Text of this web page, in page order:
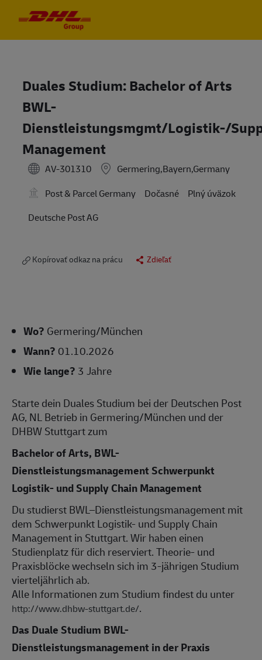
Duales Studium: Bachelor of Arts
BWL-
Dienstleistungsmgmt/Logistik-/
Management
AV-301310
Germering,Bayern,Germany
Post & Parcel Germany
Dočasné
Plný úväzok
Deutsche Post AG
Kopírovať odkaz na prácu Zdieľať
Wo? Germering/München
Wann? 01.10.2026
Wie lange? 3 Jahre
Starte dein Duales Studium bei der Deutschen Post
AG, NL Betrieb in Germering/München und der
DHBW Stuttgart zum
Bachelor of Arts, BWL-
Dienstleistungsmanagement Schwerpunkt
Logistik- und Supply Chain Management
Du studierst BWL–Dienstleistungsmanagement mit
dem Schwerpunkt Logistik- und Supply Chain
Management in Stuttgart. Wir haben einen
Studienplatz für dich reserviert. Theorie- und
Praxisblöcke wechseln sich im 3-jährigen Studium
vierteljährlich ab.
Alle Informationen zum Studium findest du unter
http://www.dhbw-stuttgart.de/.
Das Duale Studium BWL-
Dienstleistungsmanagement in der Praxis